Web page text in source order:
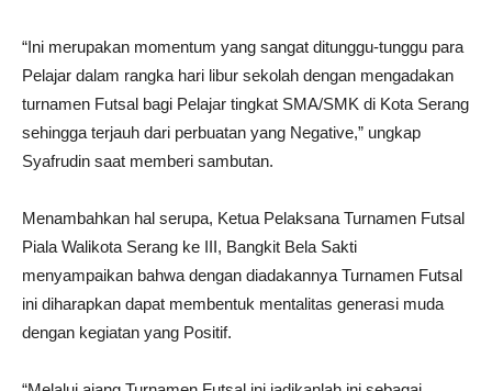
“Ini merupakan momentum yang sangat ditunggu-tunggu para
Pelajar dalam rangka hari libur sekolah dengan mengadakan
turnamen Futsal bagi Pelajar tingkat SMA/SMK di Kota Serang
sehingga terjauh dari perbuatan yang Negative,” ungkap
Syafrudin saat memberi sambutan.
Menambahkan hal serupa, Ketua Pelaksana Turnamen Futsal
Piala Walikota Serang ke III, Bangkit Bela Sakti
menyampaikan bahwa dengan diadakannya Turnamen Futsal
ini diharapkan dapat membentuk mentalitas generasi muda
dengan kegiatan yang Positif.